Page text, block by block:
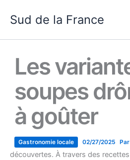
Sud de la France
Les
soupes
à goûter
Gastronomie locale 02/27/2025
Drôme
une multitude devariantes de
découvertes. À travers des